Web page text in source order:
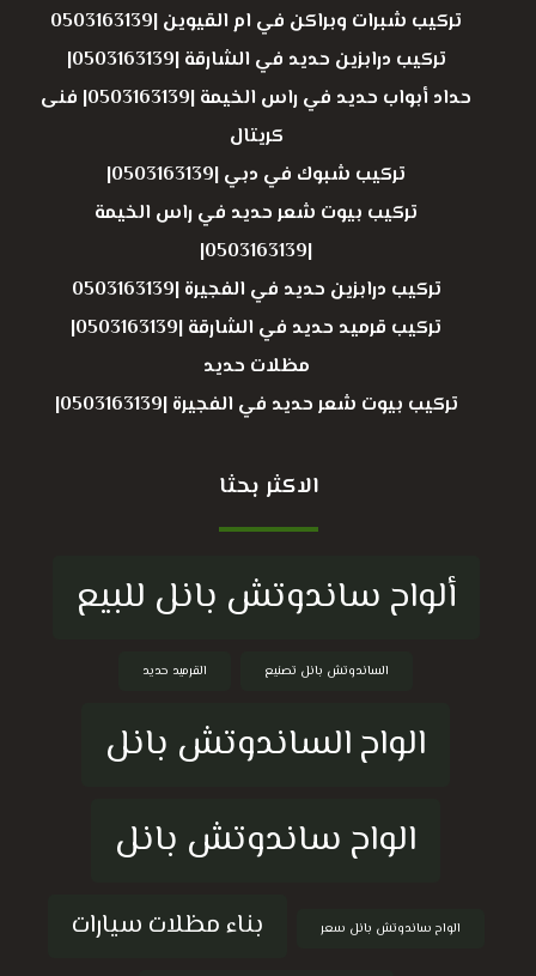
تركيب شبرات وبراكن في ام القيوين |0503163139
تركيب درابزين حديد في الشارقة |0503163139|
حداد أبواب حديد في راس الخيمة |0503163139| فنى
كريتال
تركيب شبوك في دبي |0503163139|
تركيب بيوت شعر حديد في راس الخيمة
|0503163139|
تركيب درابزين حديد في الفجيرة |0503163139
تركيب قرميد حديد في الشارقة |0503163139|
مظلات حديد
تركيب بيوت شعر حديد في الفجيرة |0503163139|
الاكثر بحثا
ألواح ساندوتش بانل للبيع
الساندوتش بانل تصنيع القرميد حديد
الواح الساندوتش بانل
الواح ساندوتش بانل
الواح ساندوتش بانل سعر بناء مظلات سيارات